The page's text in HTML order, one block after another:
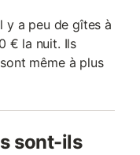
y a peu de gîtes à
€ la nuit. Ils
même à plus
sont-ils